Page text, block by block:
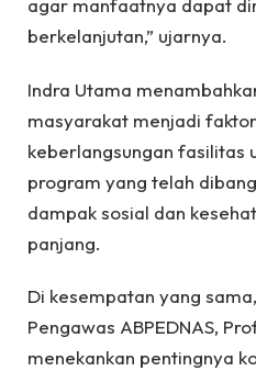
agar manfaatnya dapat
berkelanjutan,” ujarnya.
Indra Utama
masyarakat menjadi
keberlangsungan fasilitas
program yang telah
dampak sosial dan
panjang.
Di kesempatan yang
Pengawas ABPEDNAS,
menekankan pentingnya